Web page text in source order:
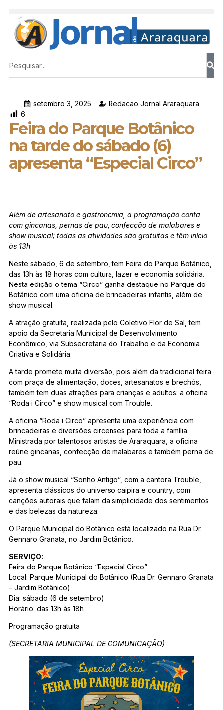
setembro 3, 2025
Redacao Jornal Araraquara
6
Feira do Parque Botânico
na tarde do sábado (6)
apresenta “Especial Circo”
Além de artesanato e gastronomia, a programação conta
com gincanas, pernas de pau, confecção de malabares e
show musical; todas as atividades são gratuitas e têm início
às 13h
Neste sábado, 6 de setembro, tem Feira do Parque Botânico,
das 13h às 18 horas com cultura, lazer e economia solidária.
Nesta edição o tema “Circo” ganha destaque no Parque do
Botânico com uma oficina de brincadeiras infantis, além de
show musical.
A atração gratuita, realizada pelo Coletivo Flor de Sal, tem
apoio da Secretaria Municipal de Desenvolvimento
Econômico, via Subsecretaria do Trabalho e da Economia
Criativa e Solidária.
A tarde promete muita diversão, pois além da tradicional feira
com praça de alimentação, doces, artesanatos e brechós,
também tem duas atrações para crianças e adultos: a oficina
“Roda i Circo” e show musical com Trouble.
A oficina “Roda i Circo” apresenta uma experiência com
brincadeiras e diversões circenses para toda a família.
Ministrada por talentosos artistas de Araraquara, a oficina
reúne gincanas, confecção de malabares e também perna de
pau.
Já o show musical “Sonho Antigo”, com a cantora Trouble,
apresenta clássicos do universo caipira e country, com
canções autorais que falam da simplicidade dos sentimentos
e das belezas da natureza.
O Parque Municipal do Botânico está localizado na Rua Dr.
Gennaro Granata, no Jardim Botânico.
SERVIÇO:
Feira do Parque Botânico “Especial Circo”
Local: Parque Municipal do Botânico (Rua Dr. Gennaro Granata
– Jardim Botânico)
Dia: sábado (6 de setembro)
Horário: das 13h às 18h
Programação gratuita
(SECRETARIA MUNICIPAL DE COMUNICAÇÃO)